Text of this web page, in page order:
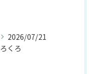
2026/07/21
ろくろ